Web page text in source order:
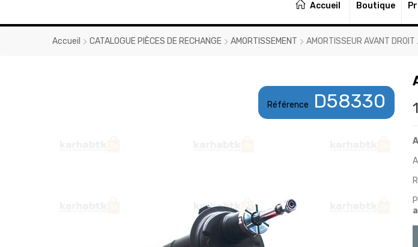
LIVRAISON GRATUITE À
Accueil Boutique
Accueil CATALOGUE PIÈCES DE RECHANGE AMORTISSEMENT AMORTISSEUR AVANT DROIT
Référence D58330